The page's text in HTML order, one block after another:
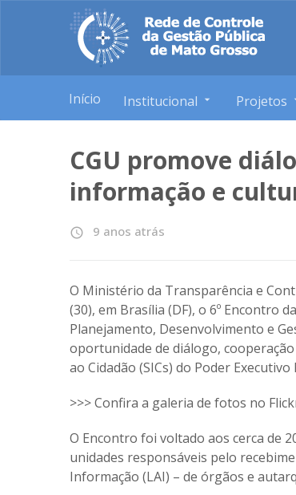
Início Institucional Projetos
CGU promove
informação e
access_time 9 anos atrás
O Ministério da Transparência e
(30), em Brasília (DF), o 6º Encontro
Planejamento, Desenvolvimento e
oportunidade de diálogo,
ao Cidadão (SICs) do Poder Executivo
>>> Confira a galeria de fotos no
O Encontro foi voltado aos cerca de
unidades responsáveis pelo
Informação (LAI) – de órgãos e